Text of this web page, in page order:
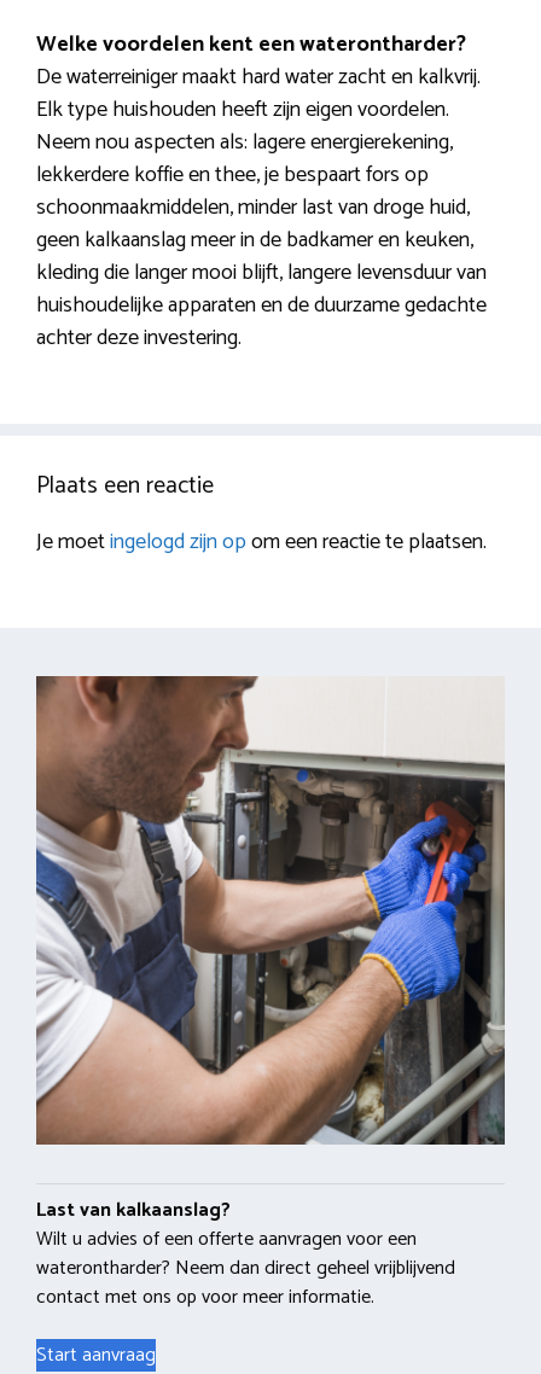
Welke voordelen kent een waterontharder?
De waterreiniger maakt hard water zacht en kalkvrij.
Elk type huishouden heeft zijn eigen voordelen.
Neem nou aspecten als: lagere energierekening,
lekkerdere koffie en thee, je bespaart fors op
schoonmaakmiddelen, minder last van droge huid,
geen kalkaanslag meer in de badkamer en keuken,
kleding die langer mooi blijft, langere levensduur van
huishoudelijke apparaten en de duurzame gedachte
achter deze investering.
Plaats een reactie
Je moetingelogd zijn opom een reactie te plaatsen.
Last van kalkaanslag?
Wilt u advies of een offerte aanvragen voor een
waterontharder? Neem dan direct geheel vrijblijvend
contact met ons op voor meer informatie.
Start aanvraag